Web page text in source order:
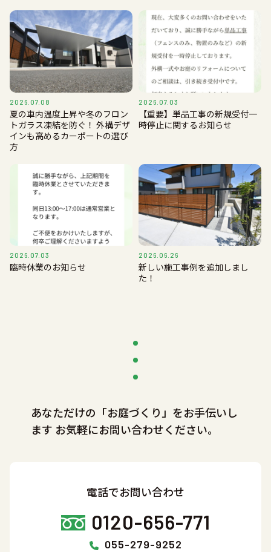
2026.07.08
夏の車内温度上昇や冬のフロン
トガラス凍結を防ぐ！ 外構デザ
インも高めるカーポートの選び
方
2026.07.03
【重要】単品工事の新規受付一
時停止に関するお知らせ
2026.07.03
臨時休業のお知らせ
2026.06.26
新しい施工事例を追加しまし
た！
あなただけの「お庭づくり」をお手伝いし
ます お気軽にお問い合わせください。
電話でお問い合わせ
0120-656-771
055-279-9252